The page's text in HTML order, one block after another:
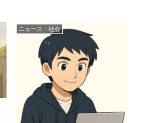
ニュース・社会